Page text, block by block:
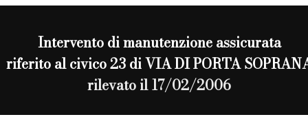
Intervento dimanutenzione assicurata
riferito al civico 23 di VIA DI PORTA
rilevato il 17/02/2006